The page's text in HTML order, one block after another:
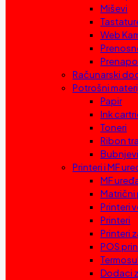
Miševi
Web
Računarski
Potrošni
Papir
Ink
Toneri
Ribon
Bubnjevi
Printeri i MF
MF
Matrični
Printeri
Printeri
Printeri
POS
Dodaci